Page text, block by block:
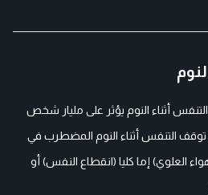
أثناء النوم يؤثر على مليار شخص
توقف التنفس أثناء النوم المضطرب في
العلوي) إما كليا (انقطاع النفس) أو